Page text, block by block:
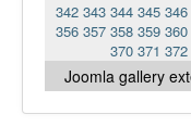
342 343 344 345 346
356 357 358 359 360
370 371 372
Joomla gallery